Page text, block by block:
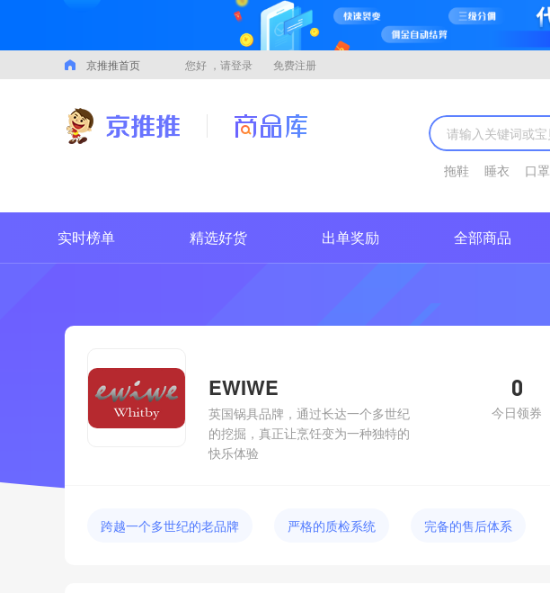
京推推首页 您好 ，请登录 免费注册
拖鞋 睡衣 口罩
实时榜单 精选好货 出单奖励 全部商品
0
今日领券
EWIWE
英国锅具品牌，通过长达一个多世纪
的挖掘，真正让烹饪变为一种独特的
快乐体验
跨越一个多世纪的老品牌 严格的质检系统 完备的售后体系